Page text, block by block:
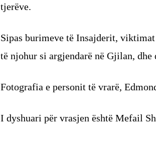
tjerëve.
Sipas burimeve të Insajderit,
të njohur si argjendarë në Gjilan, dhe
Fotografia e personit të vrarë,
I dyshuari për vrasjen është Mefail